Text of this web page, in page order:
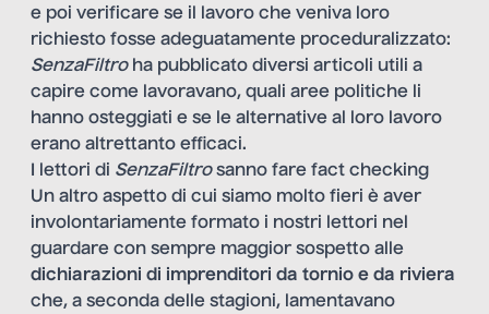
e poi verificare se il lavoro che veniva loro
richiesto fosse adeguatamente proceduralizzato:
SenzaFiltroha pubblicato diversi articoli utili a
capire come lavoravano, quali aree politiche li
hanno osteggiati e se le alternative al loro lavoro
erano altrettanto efficaci.
I lettori di SenzaFiltrosanno fare fact checking
Un altro aspetto di cui siamo molto fieri è aver
involontariamente formato i nostri lettori nel
guardare con sempre maggior sospetto alle
dichiarazioni di imprenditori da tornio e da riviera
che, a seconda delle stagioni, lamentavano